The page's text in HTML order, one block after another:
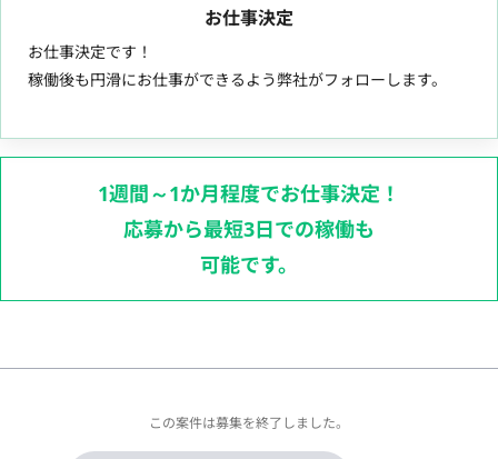
お仕事決定
お仕事決定です！
稼働後も円滑にお仕事ができるよう弊社がフォローします。
1週間～1か月程度でお仕事決定！
応募から最短3日での稼働も
可能です。
この案件は募集を終了しました。